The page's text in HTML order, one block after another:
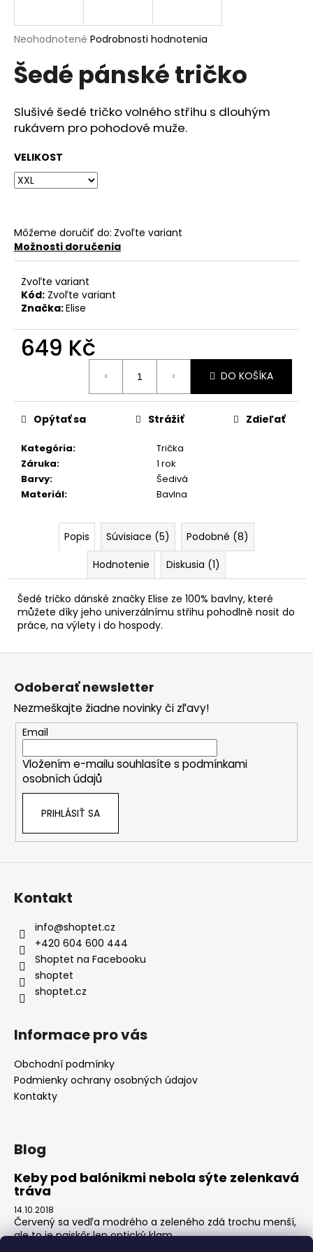
Priemerné
produktu
je
z
5
hviezdičiek.
Neohodnotené Podrobnosti hodnotenia
Šedé pánské tričko
Slušivé šedé tričko volného střihu s dlouhým
rukávem pro pohodové muže.
VELIKOST
Môžeme doručiť do: Zvoľte variant
Možnosti doručenia
Zvoľte variant
Kód: Zvoľte variant
Značka:Elise
649 Kč
DO KOŠÍKA
Kategória:
Trička
Záruka:
1 rok
Barvy:
Šedivá
Materiál: Bavlna
Opýtať sa Strážiť Zdieľať
Popis Súvisiace (5)
Podobné (8)
Hodnotenie
Diskusia (1)
Šedé tričko dánské značky Elise ze 100% bavlny, které
můžete díky jeho univerzálnímu střihu pohodlně nosit do
práce, na výlety i do hospody.
j
ť
?
d
p
ú
č
a
m
NĚŽNÉ
KVĚTOVANÉ
ŠATY
234
Kč
Z
Odoberať newsletter
Nezmeškajte žiadne novinky či zľavy!
Email
Vložením e-mailu souhlasíte s podmínkami
osobních údajů
PRIHLÁSIŤ SA
Kontakt
info@shoptet.cz
+420 604 600 444
Shoptet na Facebooku
shoptet
shoptet.cz
Informace pro vás
Obchodní podmínky
Podmienky ochrany osobných údajov
Kontakty
Blog
Keby pod balónikmi nebola sýte zelenkavá
tráva
14.10.2018
Červený sa vedľa modrého a zeleného zdá trochu menší,
ale to je najskôr len optický klam.